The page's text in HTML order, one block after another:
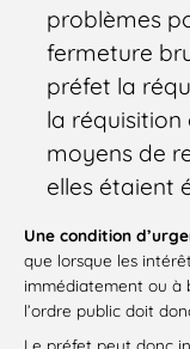
problèmes
fermeture
préfet la
la réquisition
moyens de
elles étaient
Une condition
que lorsque les
immédiatement ou à
l’ordre public doit
Le préfet peut donc